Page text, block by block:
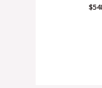
en
$